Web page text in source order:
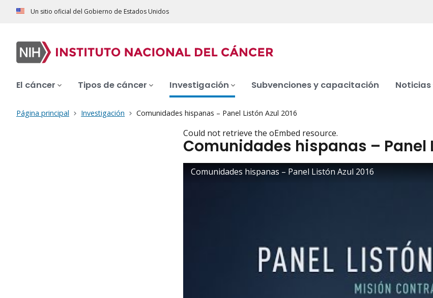
Un sitio oficial del Gobierno de Estados Unidos
El cáncer Tipos de cáncer Investigación Subvenciones y capacitación Noticias
Página principal Investigación Comunidades hispanas – Panel Listón Azul 2016
Mensaje
de
error
Could not retrieve the oEmbed resource.
Comunidades hispanas – Panel
Comunidades hispanas – Panel Listón Azul 2016